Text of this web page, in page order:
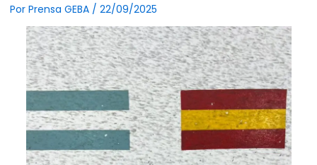
Por Prensa GEBA / 22/09/2025